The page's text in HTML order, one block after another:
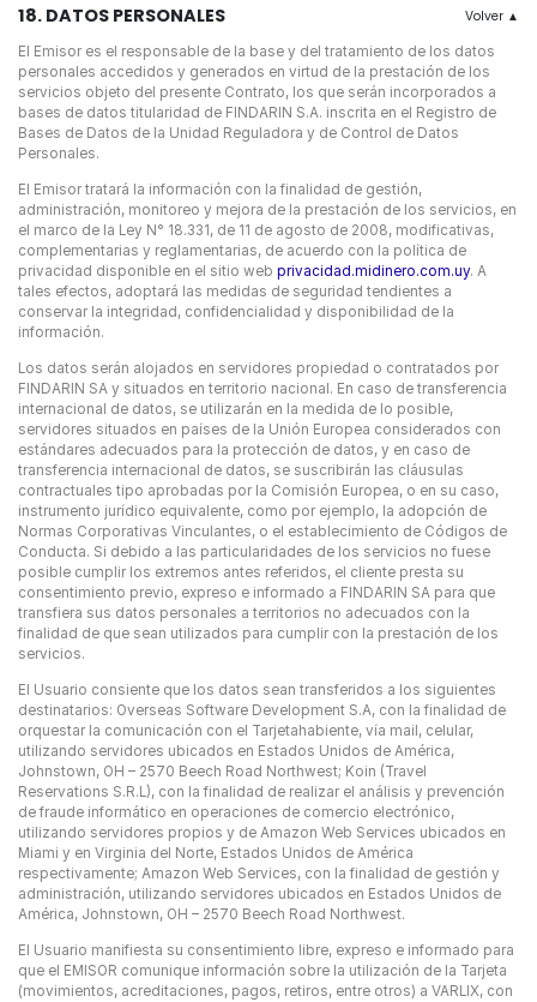
18. DATOS PERSONALES
El Emisor es el responsable de la base y del tratamiento de los datos
personales accedidos y generados en virtud de la prestación de los
servicios objeto del presente Contrato, los que serán incorporados a
bases de datos titularidad de FINDARIN S.A. inscrita en el Registro de
Bases de Datos de la Unidad Reguladora y de Control de Datos
Personales.
El Emisor tratará la información con la finalidad de gestión,
administración, monitoreo y mejora de la prestación de los servicios, en
el marco de la Ley N° 18.331, de 11 de agosto de 2008, modificativas,
complementarias y reglamentarias, de acuerdo con la política de
privacidad disponible en el sitio web privacidad.midinero.com.uy. A
tales efectos, adoptará las medidas de seguridad tendientes a
conservar la integridad, confidencialidad y disponibilidad de la
información.
Los datos serán alojados en servidores propiedad o contratados por
FINDARIN SA y situados en territorio nacional. En caso de transferencia
internacional de datos, se utilizarán en la medida de lo posible,
servidores situados en países de la Unión Europea considerados con
estándares adecuados para la protección de datos, y en caso de
transferencia internacional de datos, se suscribirán las cláusulas
contractuales tipo aprobadas por la Comisión Europea, o en su caso,
instrumento jurídico equivalente, como por ejemplo, la adopción de
Normas Corporativas Vinculantes, o el establecimiento de Códigos de
Conducta. Si debido a las particularidades de los servicios no fuese
posible cumplir los extremos antes referidos, el cliente presta su
consentimiento previo, expreso e informado a FINDARIN SA para que
transfiera sus datos personales a territorios no adecuados con la
finalidad de que sean utilizados para cumplir con la prestación de los
servicios.
El Usuario consiente que los datos sean transferidos a los siguientes
destinatarios: Overseas Software Development S.A, con la finalidad de
orquestar la comunicación con el Tarjetahabiente, vía mail, celular,
utilizando servidores ubicados en Estados Unidos de América,
Johnstown, OH – 2570 Beech Road Northwest; Koin (Travel
Reservations S.R.L), con la finalidad de realizar el análisis y prevención
de fraude informático en operaciones de comercio electrónico,
utilizando servidores propios y de Amazon Web Services ubicados en
Miami y en Virginia del Norte, Estados Unidos de América
respectivamente; Amazon Web Services, con la finalidad de gestión y
administración, utilizando servidores ubicados en Estados Unidos de
América, Johnstown, OH – 2570 Beech Road Northwest.
El Usuario manifiesta su consentimiento libre, expreso e informado para
que el EMISOR comunique información sobre la utilización de la Tarjeta
(movimientos, acreditaciones, pagos, retiros, entre otros) a VARLIX, con